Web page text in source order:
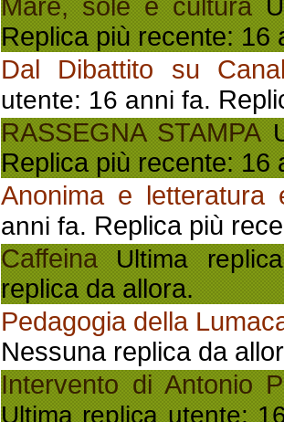
Mare, sole e cultura
Replica più recente: 16
Dal Dibattito su
utente: 16 anni fa.
RASSEGNA STAMPA
Replica più recente: 16
Anonima e letteratura
anni fa. Replica più
Caffeina Ultima
replica da allora.
Pedagogia della
Nessuna replica da
Intervento di Antonio
Ultima replica utente: